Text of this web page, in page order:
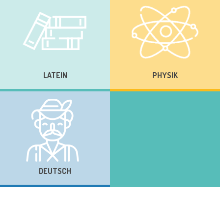
LATEIN PHYSIK
DEUTSCH